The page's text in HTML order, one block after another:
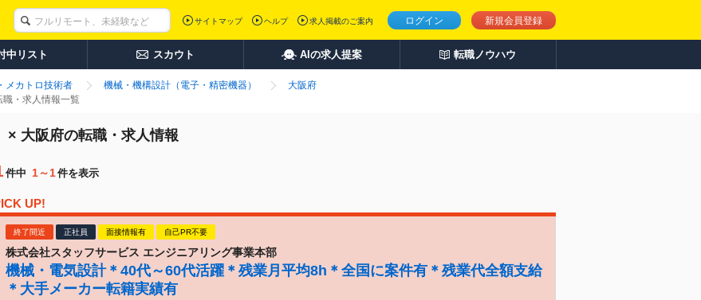
ログイン 新規会員登録
サイトマップ ヘルプ 求人掲載のご案内
中リスト スカウト AIの求人提案 転職ノウハウ
メカトロ技術者 機械・機構設計（電子・精密機器）
大阪府
・求人情報一覧
× 大阪府の転職・求人情報
件中 1～1件を表示
UP!
終了間近 正社員 面接情報有 自己PR不要
株式会社スタッフサービス エンジニアリング事業本部
機械・電気設計＊40代～60代活躍＊残業月平均8h＊全国に案件有＊残業代全額支給
＊大手メーカー転籍実績有